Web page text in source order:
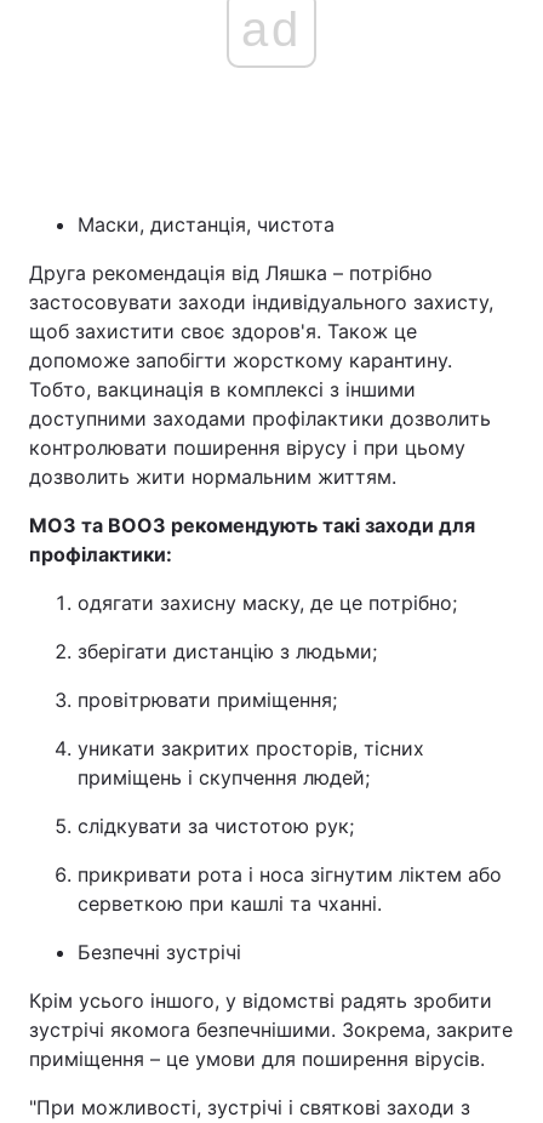
ad
Маски, дистанція, чистота
Друга рекомендація від Ляшка – потрібно
застосовувати заходи індивідуального захисту,
щоб захистити своє здоров'я. Також це
допоможе запобігти жорсткому карантину.
Тобто, вакцинація в комплексі з іншими
доступними заходами профілактики дозволить
контролювати поширення вірусу і при цьому
дозволить жити нормальним життям.
МОЗ та ВООЗ рекомендують такі заходи для
профілактики:
одягати захисну маску, де це потрібно;
зберігати дистанцію з людьми;
провітрювати приміщення;
уникати закритих просторів, тісних
приміщень і скупчення людей;
слідкувати за чистотою рук;
прикривати рота і носа зігнутим ліктем або
серветкою при кашлі та чханні.
Безпечні зустрічі
Крім усього іншого, у відомстві радять зробити
зустрічі якомога безпечнішими. Зокрема, закрите
приміщення – це умови для поширення вірусів.
"При можливості, зустрічі і святкові заходи з